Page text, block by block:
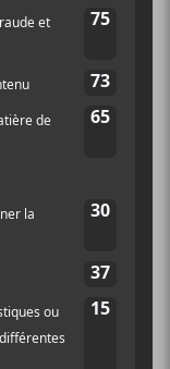
différentes
en trois
leurs univers
se
voix. Elles
surréel
chants
L’oeuvre